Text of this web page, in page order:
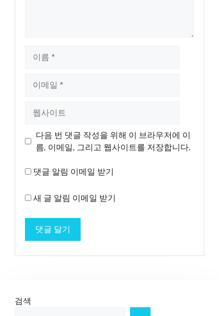
트
다음 번 댓글 작성을 위해 이 브라우저에 이
름, 이메일, 그리고 웹사이트를 저장합니다.
댓글 알림 이메일 받기
새 글 알림 이메일 받기
검색